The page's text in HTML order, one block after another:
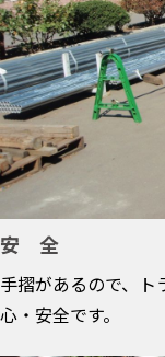
安 全
手摺があるので、
心・安全です。